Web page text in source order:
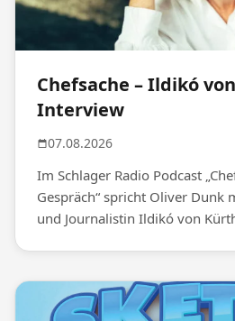
Chefsache – Ildikó
Interview
07.08.2026
Im Schlager Radio Podcast
Gespräch“ spricht Oliver Dunk
und Journalistin Ildikó von